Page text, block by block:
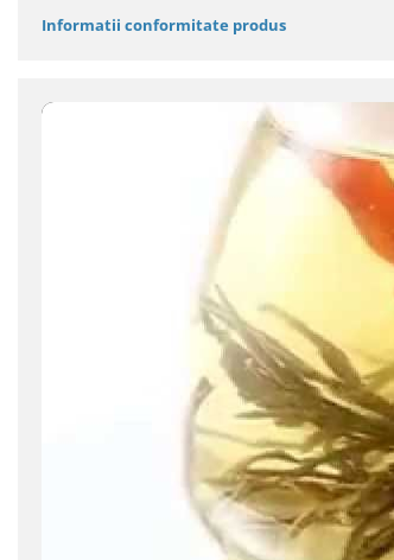
Informatii conformitate produs